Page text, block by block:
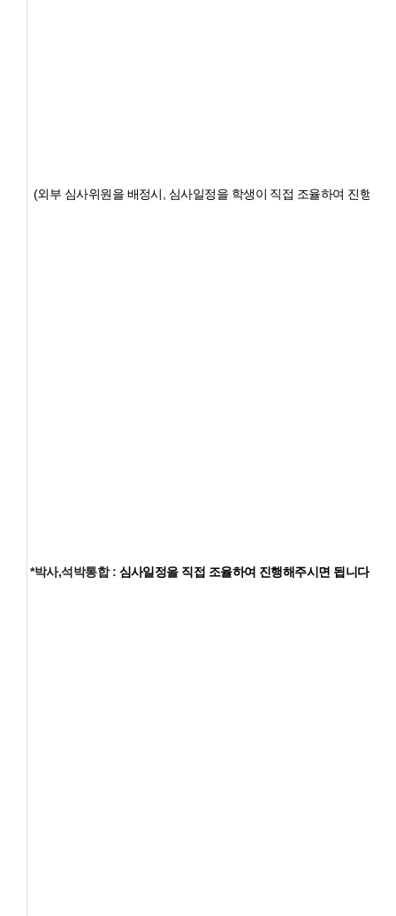
(외부 심사위원을 배정시, 심사일정을 학생이 직접 조율하여 진행해
*박사,석박통합: 심사일정을 직접 조율하여 진행해주시면 됩니다.